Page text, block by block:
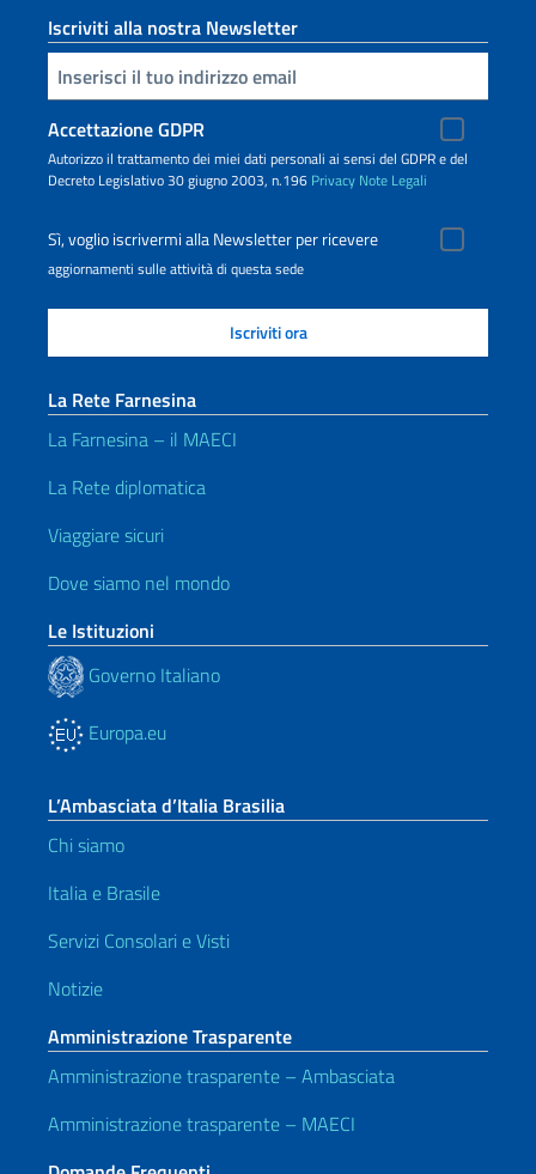
Iscriviti alla nostra Newsletter
Inserisci la tua email
Accettazione GDPR
Autorizzo il trattamento dei miei dati personali ai sensi del GDPR e del
Decreto Legislativo 30 giugno 2003, n.196 Privacy Note Legali
Sì, voglio iscrivermi alla Newsletter per ricevere
aggiornamenti sulle attività di questa sede
La Rete Farnesina
La Farnesina – il MAECI
La Rete diplomatica
Viaggiare sicuri
Dove siamo nel mondo
Le Istituzioni
Governo Italiano
Europa.eu
L’Ambasciata d’Italia Brasilia
Chi siamo
Italia e Brasile
Servizi Consolari e Visti
Notizie
Amministrazione Trasparente
Amministrazione trasparente – Ambasciata
Amministrazione trasparente – MAECI